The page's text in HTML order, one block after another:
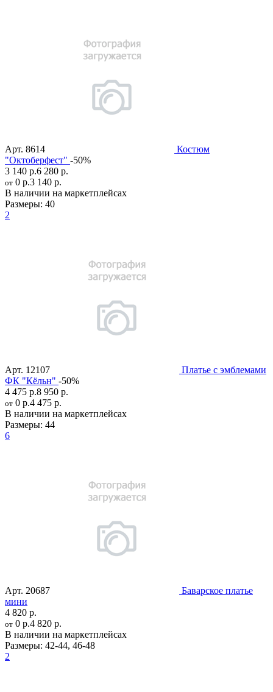
Арт. 8614
Костюм
"Октоберфест" -50%
3 140 р.6 280 р.
от 0 р.3 140 р.
В наличии на маркетплейсах
Размеры: 40
2
Арт. 12107
Платье с эмблемами
ФК "Кёльн" -50%
4 475 р.8 950 р.
от 0 р.4 475 р.
В наличии на маркетплейсах
Размеры: 44
6
Арт. 20687
Баварское платье
мини
4 820 р.
от 0 р.4 820 р.
В наличии на маркетплейсах
Размеры: 42-44, 46-48
2